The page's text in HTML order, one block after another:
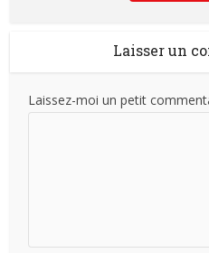
Laisser un
Laissez-moi un petit